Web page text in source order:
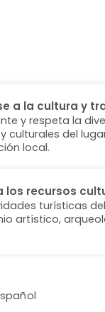
a la cultura y
y respeta la
culturales del
local.
los recursos
turísticas
artístico,